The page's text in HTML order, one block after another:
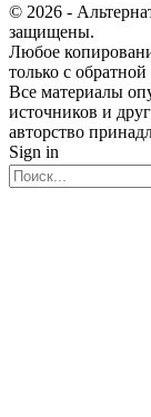
© 2026 -
защищены.
Любое
только с
Все материалы
источников и
авторство
Sign in